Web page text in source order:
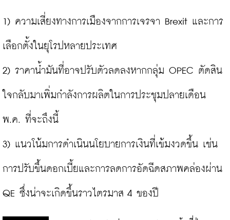
1) ความเสี่ยงทางการเมืองจากการเจรจา Brexit และการ
เลือกตั้งในยุโรปหลายประเทศ
2) ราคาน้ำมันที่อาจปรับตัวลดลงหากกลุ่ม OPEC ตัดสิน
ใจกลับมาเพิ่มกำลังการผลิตในการประชุมปลายเดือน
พ.ค. ที่จะถึงนี้
3) แนวโน้มการดำเนินนโยบายการเงินที่เข้มงวดขึ้น เช่น
การปรับขึ้นดอกเบี้ยและการลดการอัดฉีดสภาพคล่องผ่าน
QE ซึ่งน่าจะเกิดขึ้นราวไตรมาส 4 ของปี